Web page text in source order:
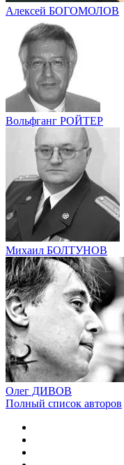
Алексей БОГОМОЛОВ
Вольфганг РОЙТЕР
Михаил БОЛТУНОВ
Олег ДИВОВ
Полный список авторов